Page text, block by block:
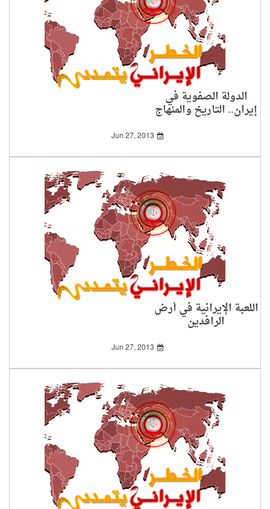
الدولة الصفوية في
إيران.. التاريخ والمنهاج
Jun 27, 2013
اللعبة الإيرانية في أرض
الرافدين
Jun 27, 2013